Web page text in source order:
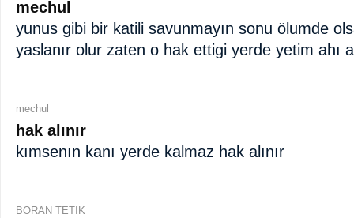
mechul
yunus gibi bir katili savunmayın sonu ölumde
yaslanır olur zaten o hak ettigi yerde yetim ahı
mechul
hak alınır
kımsenın kanı yerde kalmaz hak alınır
BORAN TETIK